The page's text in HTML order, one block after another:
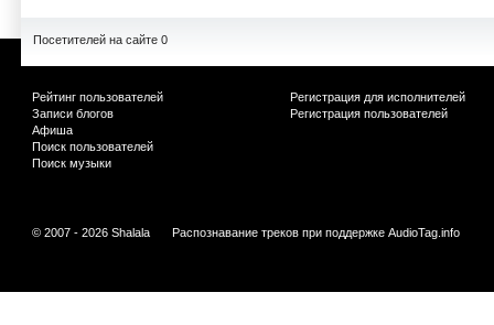
Посетителей на сайте 0
Рейтинг пользователей
Записи блогов
Афиша
Поиск пользователей
Поиск музыки
Регистрация для исполнителей
Регистрация пользователей
© 2007 - 2026 Shalala Распознавание треков при поддержке AudioTag.info